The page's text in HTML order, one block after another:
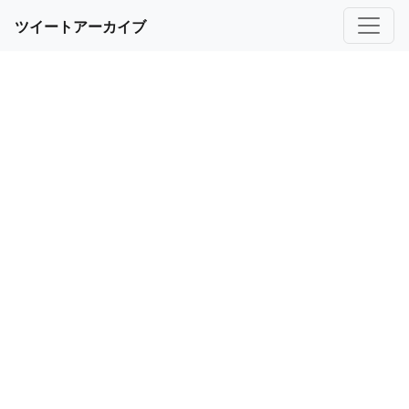
ツイートアーカイブ